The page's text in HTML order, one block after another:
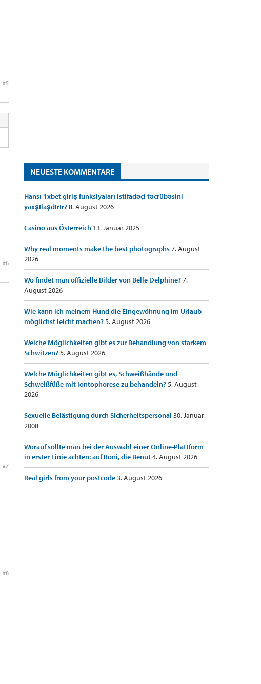
#5
#6
#7
#8
NEUESTE KOMMENTARE
Hansı 1xbet giriş funksiyaları istifadəçi təcrübəsini
yaxşılaşdırır?8. August 2026
Casino aus Österreich 13. Januar 2025
Why real moments make the best photographs7. August
2026
Wo findet man offizielle Bilder von Belle Delphine?7.
August 2026
Wie kann ich meinem Hund die Eingewöhnung im Urlaub
möglichst leicht machen?5. August 2026
Welche Möglichkeiten gibt es zur Behandlung von starkem
Schwitzen?5. August 2026
Welche Möglichkeiten gibt es, Schweißhände und
Schweißfüße mit Iontophorese zu behandeln?5. August
2026
Sexuelle Belästigung durch Sicherheitspersonal 30. Januar
2008
Worauf sollte man bei der Auswahl einer Online-Plattform
in erster Linie achten: auf Boni, die Benut4. August 2026
Real girls from your postcode3. August 2026